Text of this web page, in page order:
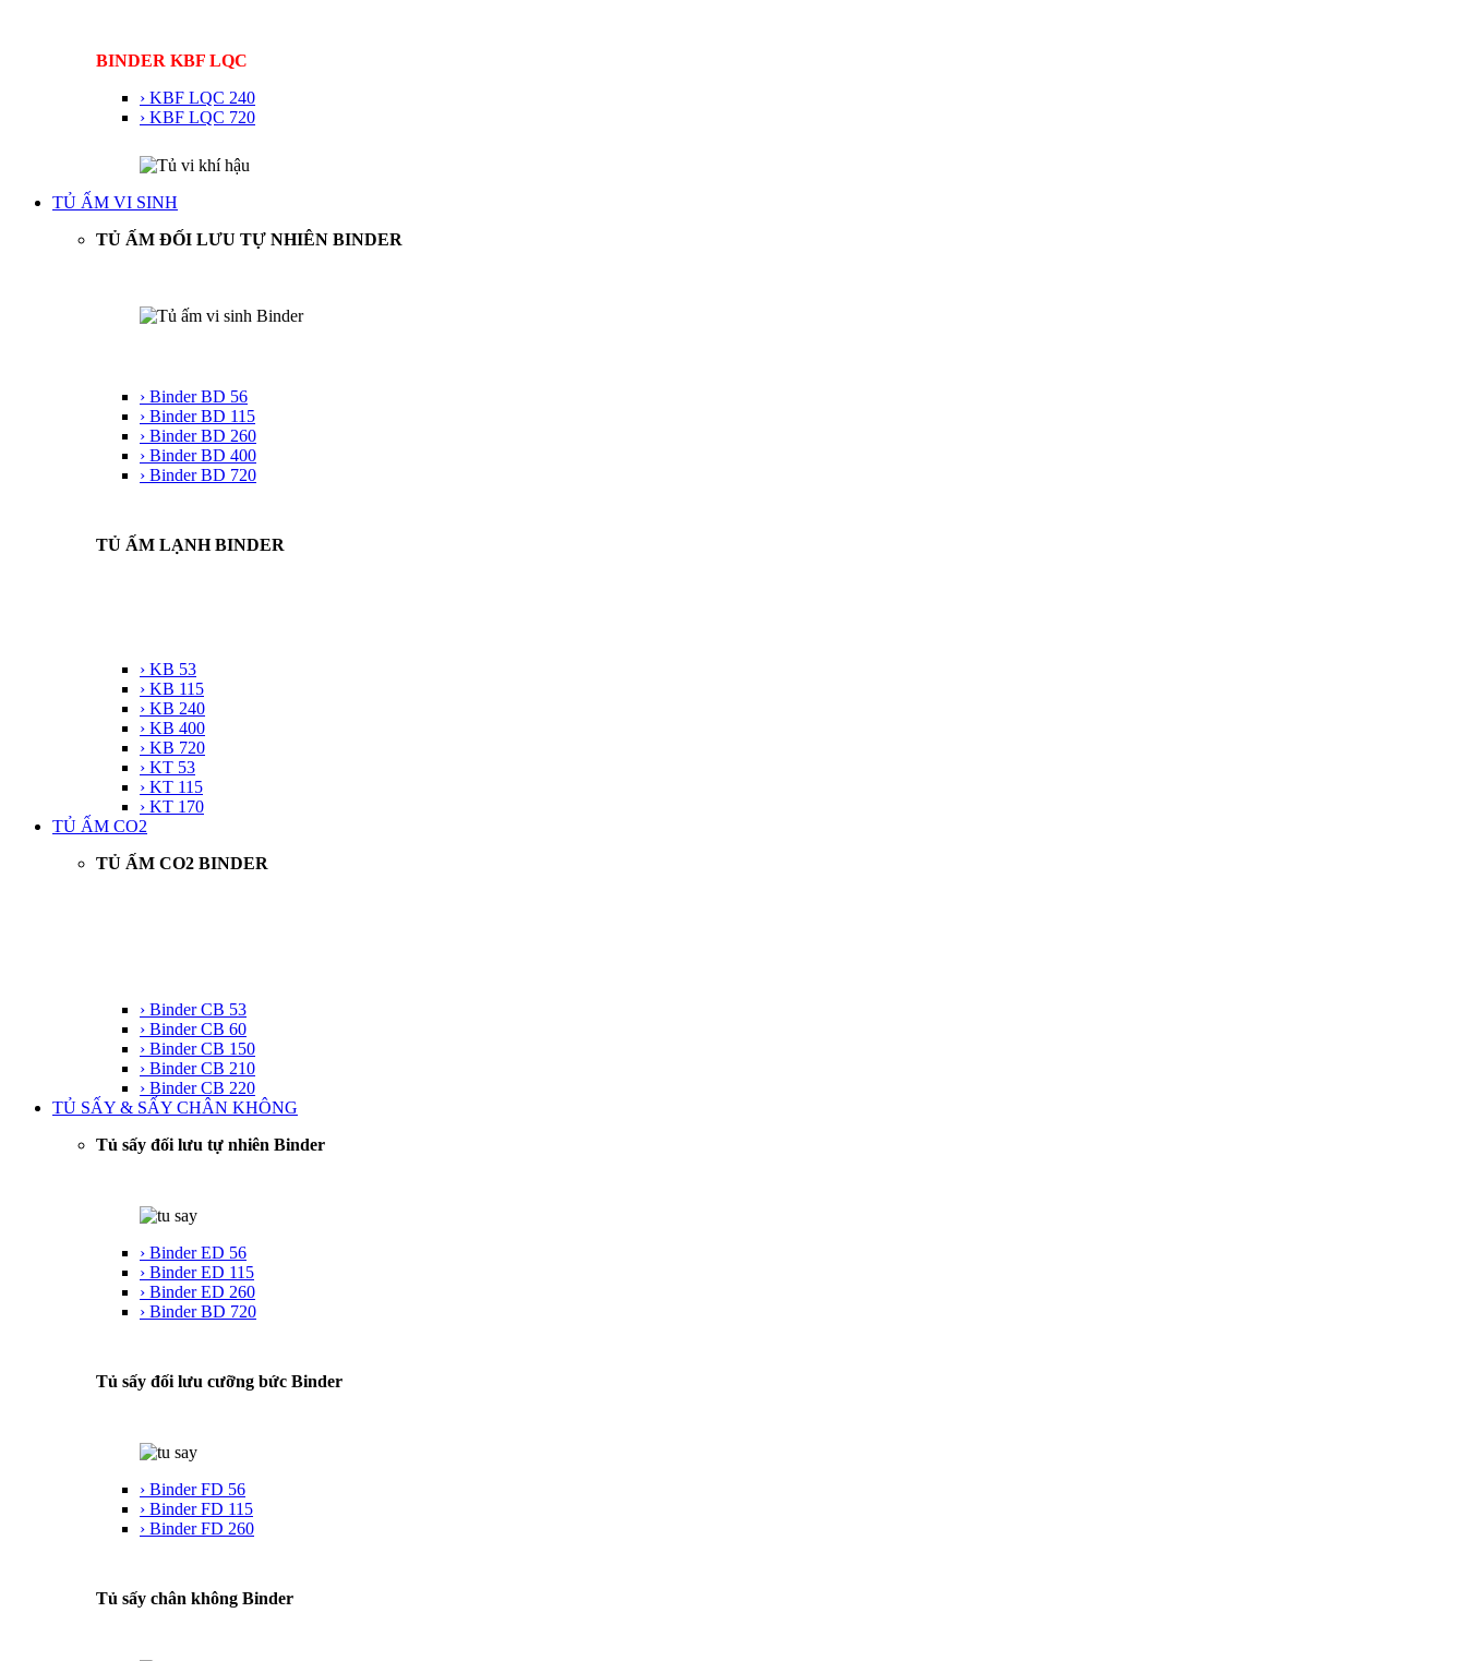
BINDER KBF LQC
› KBF LQC 240
› KBF LQC 720
TỦ ẤM VI SINH
TỦ ẤM ĐỐI LƯU TỰ NHIÊN BINDER
› Binder BD 56
› Binder BD 115
› Binder BD 260
› Binder BD 400
› Binder BD 720
TỦ ẤM LẠNH BINDER
› KB 53
› KB 115
› KB 240
› KB 400
› KB 720
› KT 53
› KT 115
› KT 170
TỦ ẤM CO2
TỦ ẤM CO2 BINDER
› Binder CB 53
› Binder CB 60
› Binder CB 150
› Binder CB 210
› Binder CB 220
TỦ SẤY & SẤY CHÂN KHÔNG
Tủ sấy đối lưu tự nhiên Binder
› Binder ED 56
› Binder ED 115
› Binder ED 260
› Binder BD 720
Tủ sấy đối lưu cưỡng bức Binder
› Binder FD 56
› Binder FD 115
› Binder FD 260
Tủ sấy chân không Binder